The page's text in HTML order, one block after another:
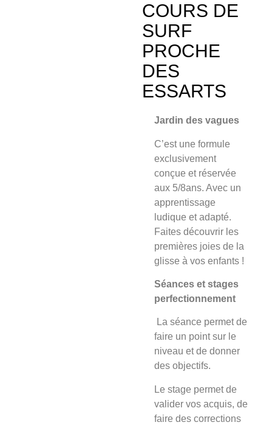
COURS DE
SURF
PROCHE
DES
ESSARTS
Jardin des vagues
C’est une formule
exclusivement
conçue et réservée
aux 5/8ans. Avec un
apprentissage
ludique et adapté.
Faites découvrir les
premières joies de la
glisse à vos enfants !
Séances et stages
perfectionnement
La séance permet de
faire un point sur le
niveau et de donner
des objectifs.
Le stage permet de
valider vos acquis, de
faire des corrections